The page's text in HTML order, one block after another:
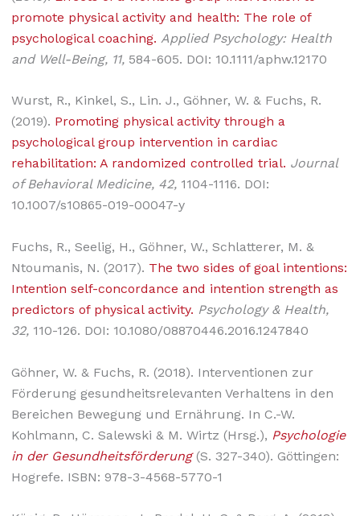
promote physical activity and health: The role of
psychological coaching. Applied Psychology: Health
and Well-Being, 11,584-605. DOI: 10.1111/aphw.12170
Wurst, R., Kinkel, S., Lin. J., Göhner, W. & Fuchs, R.
(2019). Promoting physical activity through a
psychological group intervention in cardiac
rehabilitation: A randomized controlled trial. Journal
of Behavioral Medicine, 42, 1104-1116. DOI:
10.1007/s10865-019-00047-y
Fuchs, R., Seelig, H., Göhner, W., Schlatterer, M. &
Ntoumanis, N. (2017). The two sides of goal intentions:
Intention self-concordance and intention strength as
predictors of physical activity. Psychology & Health,
32, 110-126. DOI: 10.1080/08870446.2016.1247840
Göhner, W. & Fuchs, R. (2018). Interventionen zur
Förderung gesundheitsrelevanten Verhaltens in den
Bereichen Bewegung und Ernährung. In C.-W.
Kohlmann, C. Salewski & M. Wirtz (Hrsg.), Psychologie
in der Gesundheitsförderung (S. 327-340). Göttingen:
Hogrefe. ISBN: 978-3-4568-5770-1